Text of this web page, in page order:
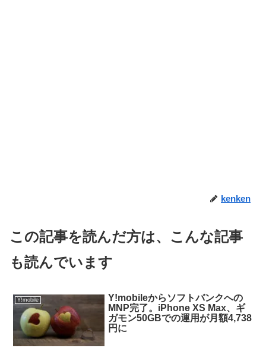
kenken
この記事を読んだ方は、こんな記事
も読んでいます
Y!mobile
Y!mobileからソフトバンクへの
MNP完了。iPhone XS Max、ギ
ガモン50GBでの運用が月額4,738
円に